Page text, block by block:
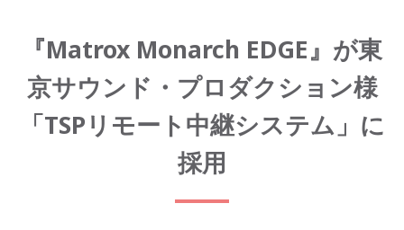
『Matrox Monarch EDGE』が東
京サウンド・プロダクション様
「TSPリモート中継システム」に
採用